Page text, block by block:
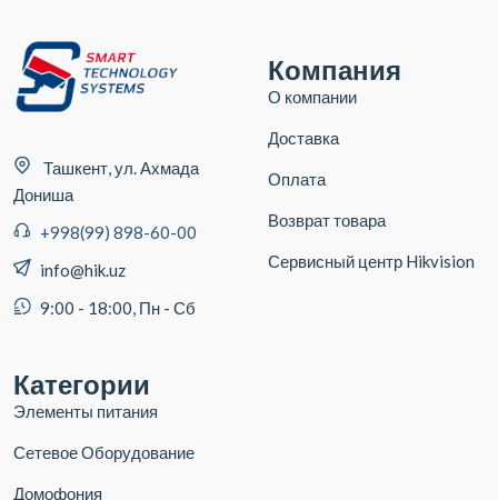
Ташкент, ул. Ахмада
Дониша
+998(99) 898-60-00
info@hik.uz
9:00 - 18:00, Пн - Сб
Компания
О компании
Доставка
Оплата
Возврат товара
Сервисный центр Hikvision
Категории
Элементы питания
Сетевое Оборудование
Домофония